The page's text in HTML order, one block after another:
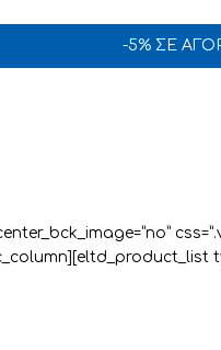
-5% ΣΕ
center_bck_image=”no”